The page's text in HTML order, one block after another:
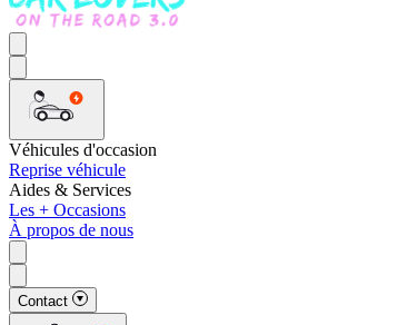
Véhicules d'occasion
Reprise véhicule
Aides & Services
Les + Occasions
À propos de nous
Contact